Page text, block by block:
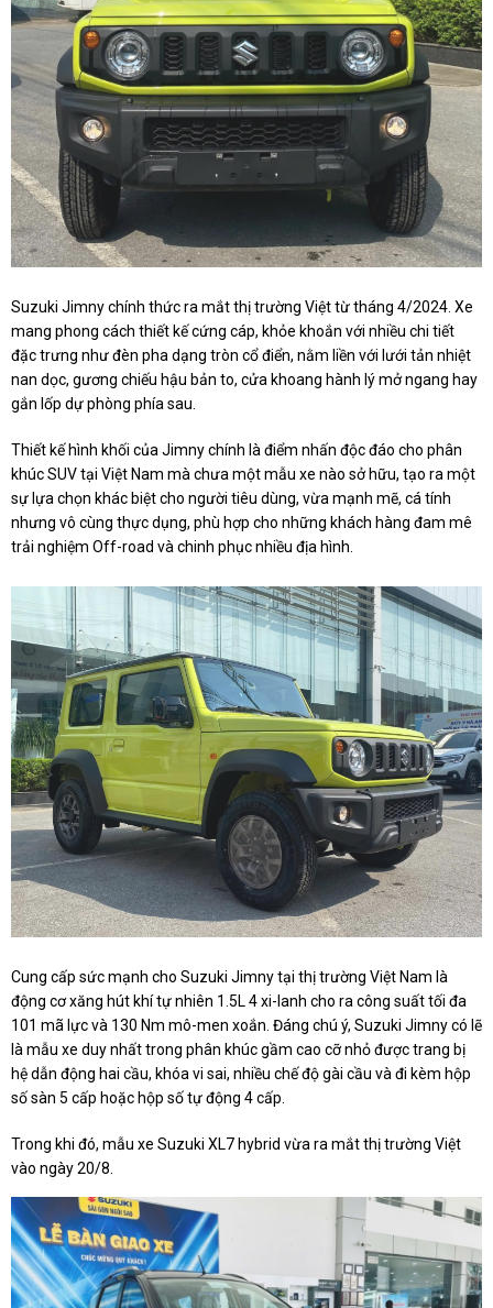
Suzuki Jimny chính thức ra mắt thị trường Việt từ tháng 4/2024. Xe
mang phong cách thiết kế cứng cáp, khỏe khoắn với nhiều chi tiết
đặc trưng như đèn pha dạng tròn cổ điển, nằm liền với lưới tản nhiệt
nan dọc, gương chiếu hậu bản to, cửa khoang hành lý mở ngang hay
gắn lốp dự phòng phía sau.
Thiết kế hình khối của Jimny chính là điểm nhấn độc đáo cho phân
khúc SUV tại Việt Nam mà chưa một mẫu xe nào sở hữu, tạo ra một
sự lựa chọn khác biệt cho người tiêu dùng, vừa mạnh mẽ, cá tính
nhưng vô cùng thực dụng, phù hợp cho những khách hàng đam mê
trải nghiệm Off-road và chinh phục nhiều địa hình.
Cung cấp sức mạnh cho Suzuki Jimny tại thị trường Việt Nam là
động cơ xăng hút khí tự nhiên 1.5L 4 xi-lanh cho ra công suất tối đa
101 mã lực và 130 Nm mô-men xoắn. Đáng chú ý, Suzuki Jimny có lẽ
là mẫu xe duy nhất trong phân khúc gầm cao cỡ nhỏ được trang bị
hệ dẫn động hai cầu, khóa vi sai, nhiều chế độ gài cầu và đi kèm hộp
số sàn 5 cấp hoặc hộp số tự động 4 cấp.
Trong khi đó, mẫu xe Suzuki XL7 hybrid vừa ra mắt thị trường Việt
vào ngày 20/8.